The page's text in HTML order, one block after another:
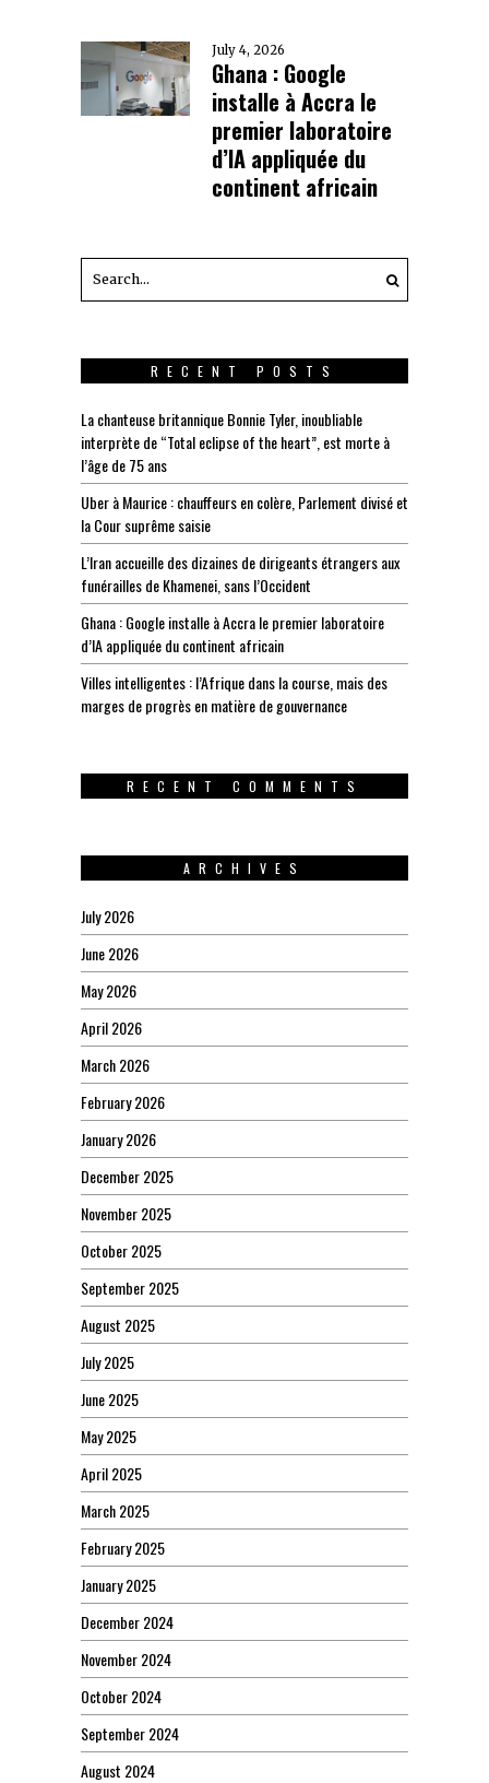
July 4, 2026
Ghana : Google
installe à Accra le
premier laboratoire
d’IA appliquée du
continent africain
RECENT POSTS
La chanteuse britannique Bonnie Tyler, inoubliable
interprète de “Total eclipse of the heart”, est morte à
l’âge de 75 ans
Uber à Maurice : chauffeurs en colère, Parlement divisé et
la Cour suprême saisie
L’Iran accueille des dizaines de dirigeants étrangers aux
funérailles de Khamenei, sans l’Occident
Ghana : Google installe à Accra le premier laboratoire
d’IA appliquée du continent africain
Villes intelligentes : l’Afrique dans la course, mais des
marges de progrès en matière de gouvernance
RECENT COMMENTS
ARCHIVES
July 2026
June 2026
May 2026
April 2026
March 2026
February 2026
January 2026
December 2025
November 2025
October 2025
September 2025
August 2025
July 2025
June 2025
May 2025
April 2025
March 2025
February 2025
January 2025
December 2024
November 2024
October 2024
September 2024
August 2024